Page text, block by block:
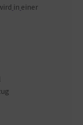
in einer